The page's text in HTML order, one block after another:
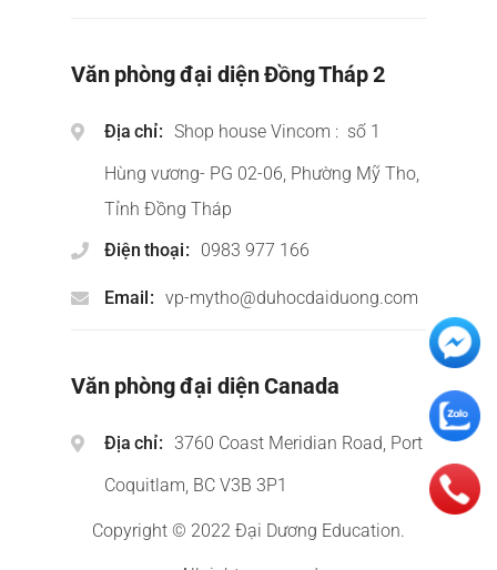
Văn phòng đại diện Đồng Tháp 2
Địa chỉ
Shop house Vincom : số 1
Hùng vương- PG 02-06, Phường Mỹ Tho,
Tỉnh Đồng Tháp
Điện thoại
0983 977 166
Email vp-mytho@duhocdaiduong.com
Văn phòng đại diện Canada
Địa chỉ
3760 Coast Meridian Road, Port
Coquitlam, BC V3B 3P1
Copyright © 2022 Đại Dương Education.